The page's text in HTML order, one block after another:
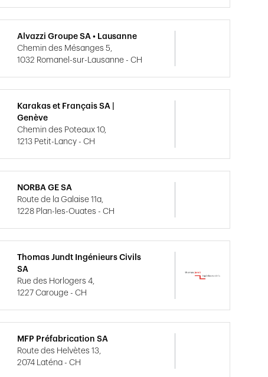
Alvazzi Groupe SA • Lausanne
Chemin des Mésanges 5,
1032 Romanel-sur-Lausanne - CH
Karakas et Français SA |
Genève
Chemin des Poteaux 10,
1213 Petit-Lancy - CH
NORBA GE SA
Route de la Galaise 11a,
1228 Plan-les-Ouates - CH
Thomas Jundt Ingénieurs Civils
SA
Rue des Horlogers 4,
1227 Carouge - CH
MFP Préfabrication SA
Route des Helvètes 13,
2074 Laténa - CH